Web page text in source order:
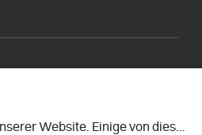
Website. Einige von diesen